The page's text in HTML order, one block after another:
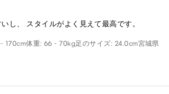
し、 スタイルがよく見えて最高です。
170cm体重: 66 - 70kg足のサイズ: 24.0cm宮城県